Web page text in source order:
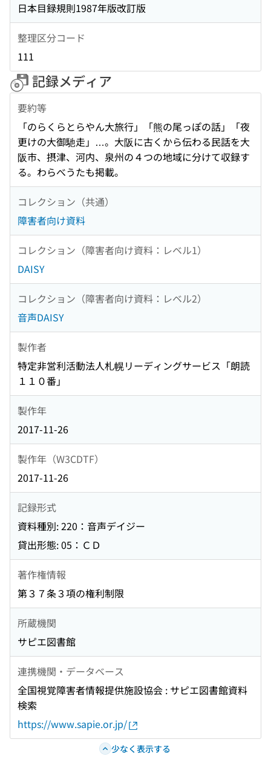
日本目録規則1987年版改訂版
整理区分コード
111
記録メディア
要約等
「のらくらとらやん大旅行」「熊の尾っぽの話」「夜
更けの大御馳走」…。大阪に古くから伝わる民話を大
阪市、摂津、河内、泉州の４つの地域に分けて収録す
る。わらべうたも掲載。
コレクション（共通）
障害者向け資料
コレクション（障害者向け資料：レベル1）
DAISY
コレクション（障害者向け資料：レベル2）
音声DAISY
製作者
特定非営利活動法人札幌リーディングサービス「朗読
１１０番」
製作年
2017-11-26
製作年（W3CDTF）
2017-11-26
記録形式
資料種別: 220：音声デイジー
貸出形態: 05：ＣＤ
著作権情報
第３７条３項の権利制限
所蔵機関
サピエ図書館
連携機関・データベース
全国視覚障害者情報提供施設協会 : サピエ図書館資料
検索
https://www.sapie.or.jp/
少なく表示する